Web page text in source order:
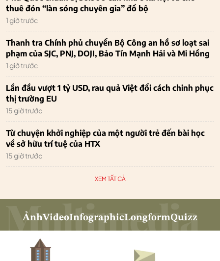
thuê đón “làn sóng chuyên gia” đổ bộ
1 giờ trước
Thanh tra Chính phủ chuyển Bộ Công an hồ sơ loạt sai
phạm của SJC, PNJ, DOJI, Bảo Tín Mạnh Hải và Mi Hồng
1 giờ trước
Lần đầu vượt 1 tỷ USD, rau quả Việt đổi cách chinh phục
thị trường EU
15 giờ trước
Từ chuyện khởi nghiệp của một người trẻ đến bài học
về sở hữu trí tuệ của HTX
15 giờ trước
XEM TẤT CẢ
ẢnhVideoInfographicLongformQuizz